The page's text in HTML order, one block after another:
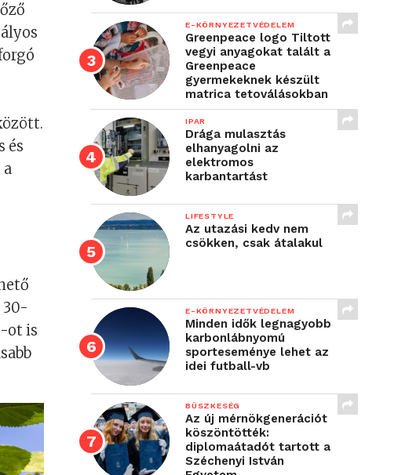
és
30-
ot is
E-KÖRNYEZETVÉDELEM
Greenpeace logo Tiltott
vegyi anyagokat talált a
Greenpeace
gyermekeknek készült
matrica tetoválásokban
IPAR
Drága mulasztás
elhanyagolni az
elektromos
karbantartást
LIFESTYLE
Az utazási kedv nem
csökken, csak átalakul
E-KÖRNYEZETVÉDELEM
Minden idők legnagyobb
karbonlábnyomú
sporteseménye lehet az
idei futball-vb
BÜSZKESÉG
Az új mérnökgenerációt
köszöntötték:
diplomaátadót tartott a
Széchenyi István